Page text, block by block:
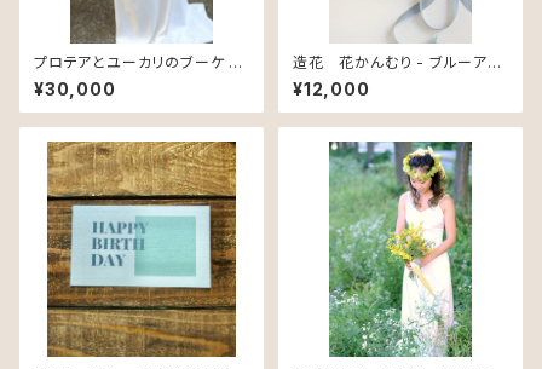
プロテアとユーカリのブーケ 0
7 - Silk Bouquet -
¥30,000
造花 花かんむり - ブルーアジ
サイ
¥12,000